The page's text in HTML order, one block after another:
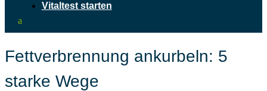
Vitaltest starten
Fettverbrennung ankurbeln: 5
starke Wege